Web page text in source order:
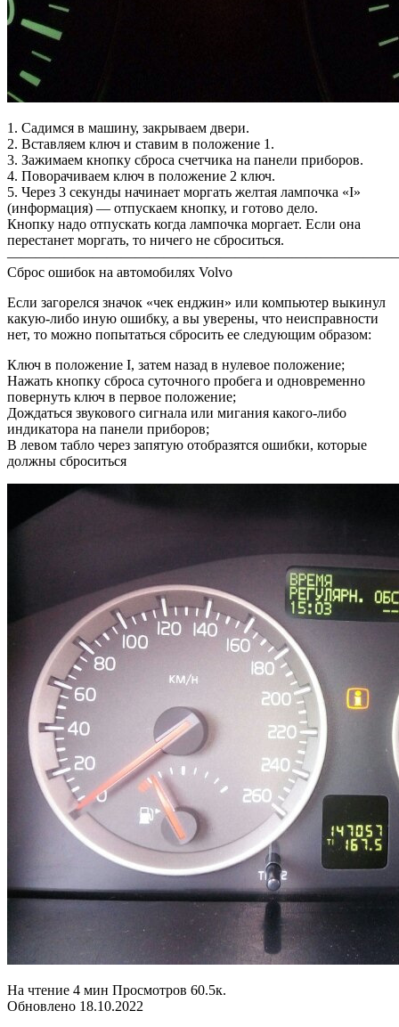
1. Садимся в машину, закрываем двери.
2. Вставляем ключ и ставим в положение 1.
3. Зажимаем кнопку сброса счетчика на панели приборов.
4. Поворачиваем ключ в положение 2 ключ.
5. Через 3 секунды начинает моргать желтая лампочка «I»
(информация) — отпускаем кнопку, и готово дело.
Кнопку надо отпускать когда лампочка моргает. Если она
перестанет моргать, то ничего не сброситься.
Сброс ошибок на автомобилях Volvo
Если загорелся значок «чек енджин» или компьютер выкинул
какую-либо иную ошибку, а вы уверены, что неисправности
нет, то можно попытаться сбросить ее следующим образом:
Ключ в положение I, затем назад в нулевое положение;
Нажать кнопку сброса суточного пробега и одновременно
повернуть ключ в первое положение;
Дождаться звукового сигнала или мигания какого-либо
индикатора на панели приборов;
В левом табло через запятую отобразятся ошибки, которые
должны сброситься
На чтение 4 мин Просмотров 60.5к.
Обновлено 18.10.2022